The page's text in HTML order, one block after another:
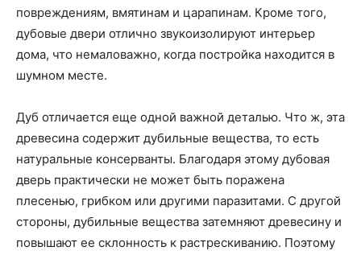
повреждениям, вмятинам и царапинам. Кроме того,
дубовые двери отлично звукоизолируют интерьер
дома, что немаловажно, когда постройка находится в
шумном месте.
Дуб отличается еще одной важной деталью. Что ж, эта
древесина содержит дубильные вещества, то есть
натуральные консерванты. Благодаря этому дубовая
дверь практически не может быть поражена
плесенью, грибком или другими паразитами. С другой
стороны, дубильные вещества затемняют древесину и
повышают ее склонность к растрескиванию. Поэтому